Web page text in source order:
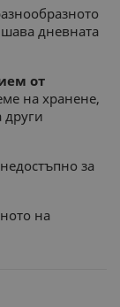
дневната
от
на хранене,
други
за
на